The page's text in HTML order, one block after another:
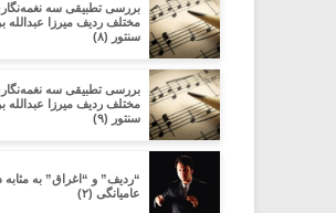
بررسی تطبیقی سه
مختلف ردیف میرزا عبدالله
سنتور (۸)
بررسی تطبیقی سه
مختلف ردیف میرزا عبدالله
سنتور (۹)
“ردیف” و “اغراق” به مثابه
عامیانگی (۲)